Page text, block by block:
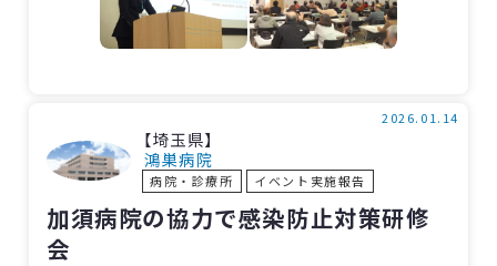
えながら普段の食事に関する塩分の知識や減塩
のポイントを解説しました。
れ、アンケートでは「日常生活に役立てたい」
「心臓リハビリの重要さに気付いた」「次回も
ぜひ参加したい」といった前向きな言葉も。今
後も、セミナーを通して健康に役立つ情報をお
届けしていきます。
【埼玉県】
鴻巣病院
病院・診療所 イベント実施報告
2026.01.14
加須病院の協力で感染防止対策研修
会